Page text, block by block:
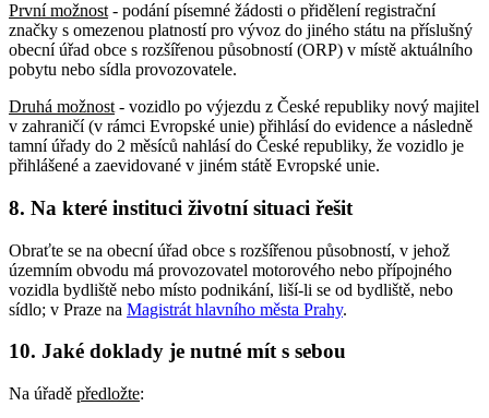
První možnost - podání písemné žádosti o přidělení registrační
značky s omezenou platností pro vývoz do jiného státu na příslušný
obecní úřad obce s rozšířenou působností (ORP) v místě aktuálního
pobytu nebo sídla provozovatele.
Druhá možnost - vozidlo po výjezdu z České republiky nový majitel
v zahraničí (v rámci Evropské unie) přihlásí do evidence a následně
tamní úřady do 2 měsíců nahlásí do České republiky, že vozidlo je
přihlášené a zaevidované v jiném státě Evropské unie.
8. Na které instituci životní situaci řešit
Obraťte se na obecní úřad obce s rozšířenou působností, v jehož
územním obvodu má provozovatel motorového nebo přípojného
vozidla bydliště nebo místo podnikání, liší-li se od bydliště, nebo
sídlo; v Praze na Magistrát hlavního města Prahy.
10. Jaké doklady je nutné mít s sebou
Na úřadě předložte: